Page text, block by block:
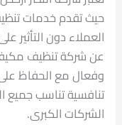
حيث تقدم خدمات
العملاء دون التأثير
عن شركة تنظيف
وفعال مع الحفاظ
تنافسية تناسب جميع
الشركات الكبرى.